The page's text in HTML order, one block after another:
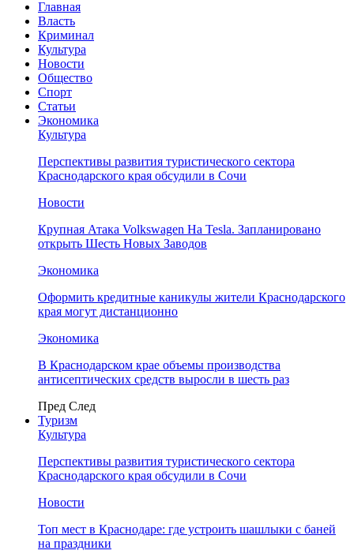
Главная
Власть
Криминал
Культура
Новости
Общество
Спорт
Статьи
Экономика
Культура
Перспективы развития туристического сектора
Краснодарского края обсудили в Сочи
Новости
Крупная Атака Volkswagen На Tesla. Запланировано
открыть Шесть Новых Заводов
Экономика
Оформить кредитные каникулы жители Краснодарского
края могут дистанционно
Экономика
В Краснодарском крае объемы производства
антисептических средств выросли в шесть раз
Пред След
Туризм
Культура
Перспективы развития туристического сектора
Краснодарского края обсудили в Сочи
Новости
Топ мест в Краснодаре: где устроить шашлыки с баней
на праздники